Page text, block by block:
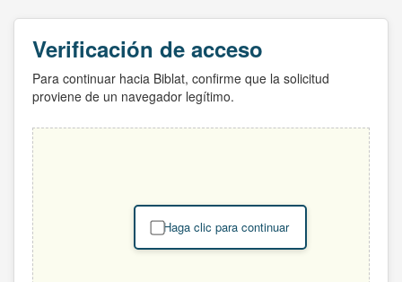
Verificación de acceso
Para continuar hacia Biblat, confirme que la solicitud
proviene de un navegador legítimo.
Haga clic para continuar